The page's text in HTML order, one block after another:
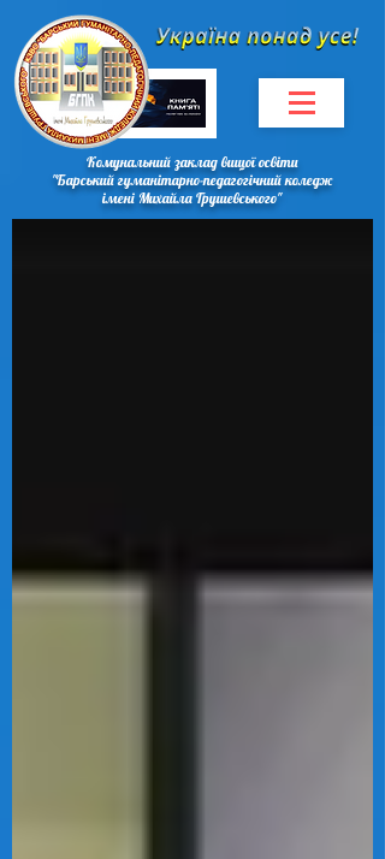
Комунальний заклад вищої освіти
"Барський гуманітарно-педагогічний коледж
імені Михайла Грушевського"